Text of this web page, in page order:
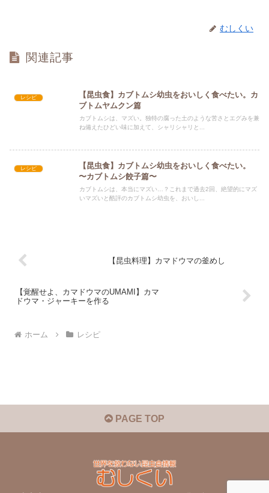
むしくい
関連記事
レシピ
【昆虫食】カブトムシ幼虫をおいしく食べたい。カ
ブトムヤムクン篇
カブトムシは、マズい。独特の腐った土のような苦さとエグみを兼
ね備えたひどい味に加えて、シャリシャリと...
レシピ
【昆虫食】カブトムシ幼虫をおいしく食べたい。
〜カブトムシ餃子篇〜
カブトムシは、本当にマズい…？これまで過去2回、絶望的にマズ
いマズいと酷評のカブトムシ幼虫を、おいし...
【昆虫料理】カマドウマの釜めし
【覚醒せよ、カマドウマのUMAMI】カマ
ドウマ・ジャーキーを作る
ホーム レシピ
PAGE TOP